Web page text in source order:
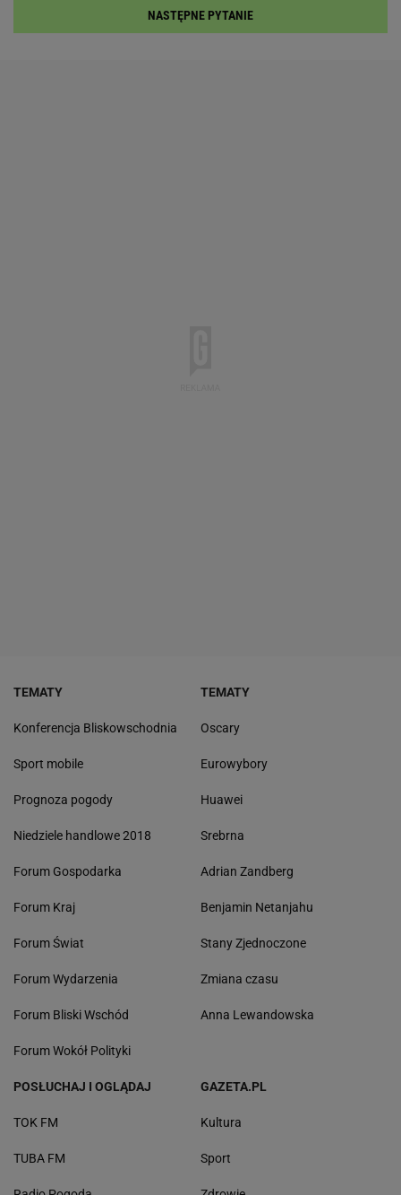
NASTĘPNE PYTANIE
TEMATY
Konferencja Bliskowschodnia
Sport mobile
Prognoza pogody
Niedziele handlowe 2018
Forum Gospodarka
Forum Kraj
Forum Świat
Forum Wydarzenia
Forum Bliski Wschód
Forum Wokół Polityki
TEMATY
Oscary
Eurowybory
Huawei
Srebrna
Adrian Zandberg
Benjamin Netanjahu
Stany Zjednoczone
Zmiana czasu
Anna Lewandowska
POSŁUCHAJ I OGLĄDAJ
TOK FM
TUBA FM
GAZETA.PL
Kultura
Sport